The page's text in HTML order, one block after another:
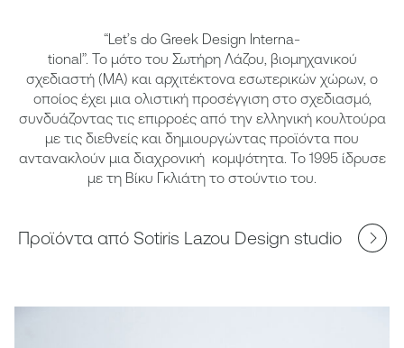
“Let’s do Greek Design Interna-
tional”. Το μότο του Σωτήρη Λάζου, βιομηχανικού
σχεδιαστή (MA) και αρχιτέκτονα εσωτερικών χώρων, ο
οποίος έχει μια ολιστική προσέγγιση στο σχεδιασμό,
συνδυάζοντας τις επιρροές από την ελληνική κουλτούρα
με τις διεθνείς και δημιουργώντας προϊόντα που
αντανακλούν μια διαχρονική κομψότητα. Το 1995 ίδρυσε
με τη Βίκυ Γκλιάτη το στούντιο του.
Προϊόντα από Sotiris Lazou Design studio